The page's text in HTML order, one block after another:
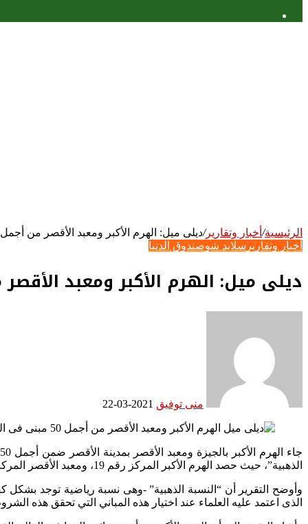
الرئيسية/ أخبار وتقارير/ديلى ميل: الهرم الأكبر ومعبد الأقصر من أجمل 50 مبنى فى العالم
أخبار وتقارير سلايد شوصندوق الدنيا
ديلى ميل: الهرم الأكبر ومعبد الأقصر من أجمل 50
منى توفيق 2021-03-22
الذهبية”، حيث حصد الهرم الأكبر المركز رقم 19، ومعبد الأقصر المركز رقم 23.
وأوضح التقرير أن “النسبة الذهبية” -وهى نسبة رياضية توجد بشكل
الذى اعتمد عليه العلماء عند اختيار هذه المباني التي تحقق هذه